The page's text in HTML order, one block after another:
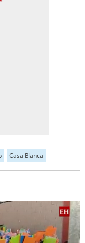
Casa Blanca